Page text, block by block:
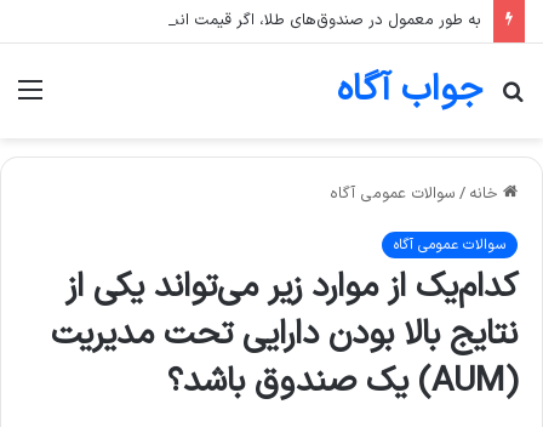
جواب آگاه
جستجو
خانه / سوالات عمومی آگاه
سوالات عمومی آگاه
کدام‌یک از موارد زیر می‌تواند یکی از
نتایج بالا بودن دارایی تحت مدیریت
(AUM) یک صندوق باشد؟